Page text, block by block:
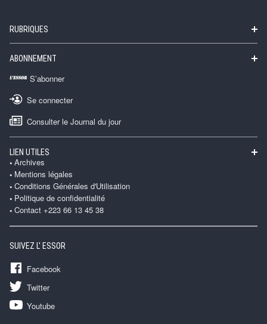
RUBRIQUES
ABONNEMENT
S’abonner
Se connecter
Consulter le Journal du jour
LIEN UTILES
Archives
Mentions légales
Conditions Générales d'Utilisation
Politique de confidentialité
Contact +223 66 13 45 38
SUIVEZ L' ESSOR
Facebook
Twitter
Youtube